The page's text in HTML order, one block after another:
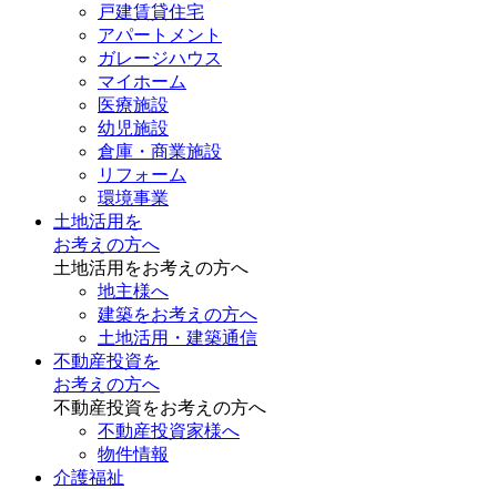
戸建賃貸住宅
アパートメント
ガレージハウス
マイホーム
医療施設
幼児施設
倉庫・商業施設
リフォーム
環境事業
土地活用を
お考えの方へ
土地活用をお考えの方へ
地主様へ
建築をお考えの方へ
土地活用・建築通信
不動産投資を
お考えの方へ
不動産投資をお考えの方へ
不動産投資家様へ
物件情報
介護福祉